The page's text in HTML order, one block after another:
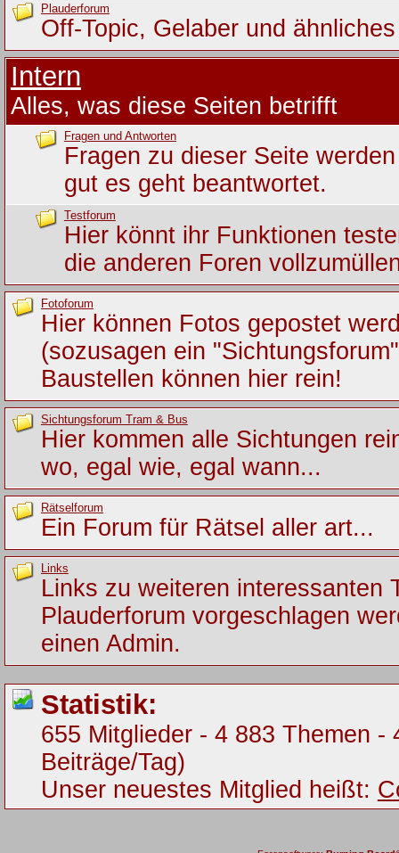
Plauderforum
Off-Topic, Gelaber und ähnliches
Intern
Alles, was diese Seiten betrifft
Fragen und Antworten
Fragen zu dieser Seite
gut es geht beantwortet.
Testforum
Hier könnt ihr Funktionen
die anderen Foren
Fotoforum
Hier können Fotos gepostet
(sozusagen ein
Baustellen können hier rein!
Sichtungsforum Tram & Bus
Hier kommen alle Sichtungen
wo, egal wie, egal wann...
Rätselforum
Ein Forum für Rätsel aller art...
Links
Links zu weiteren interessanten
Plauderforum vorgeschlagen
einen Admin.
Statistik:
655 Mitglieder - 4 883 Themen
Beiträge/Tag)
Unser neuestes Mitglied heißt: